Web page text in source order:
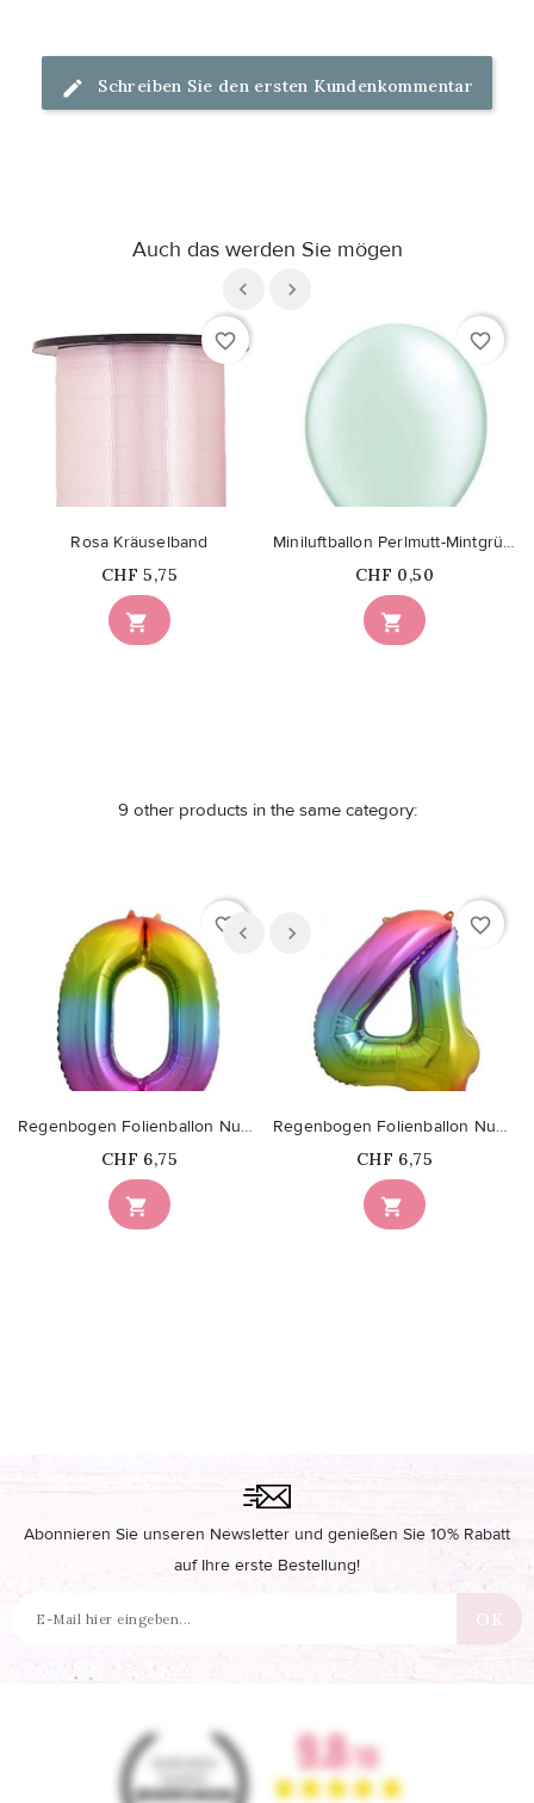
Schreiben Sie den ersten Kundenkommentar
Auch das werden Sie mögen
favorite_border

Rosa Kräuselband
Price
CHF 5,75
favorite_border

Miniluftballon Perlmutt-Mintgrün 13cm
Price
CHF 0,50
9 other products in the same category:
favorite_border

Regenbogen Folienballon Nummer 0
Price
CHF 6,75
favorite_border

Regenbogen Folienballon Nummer 4
Price
CHF 6,75
Abonnieren Sie unseren Newsletter und genießen Sie 10% Rabatt
auf Ihre erste Bestellung!